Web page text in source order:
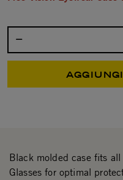
Black molded case fits
Glasses for optimal